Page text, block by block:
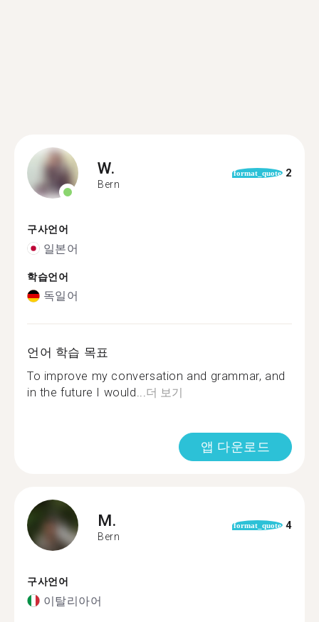
W.
Bern
format_quote 2
구사언어
일본어
학습언어
독일어
언어 학습 목표
To improve my conversation and grammar, and
in the future I would...더 보기
앱 다운로드
M.
Bern
format_quote 4
구사언어
이탈리아어